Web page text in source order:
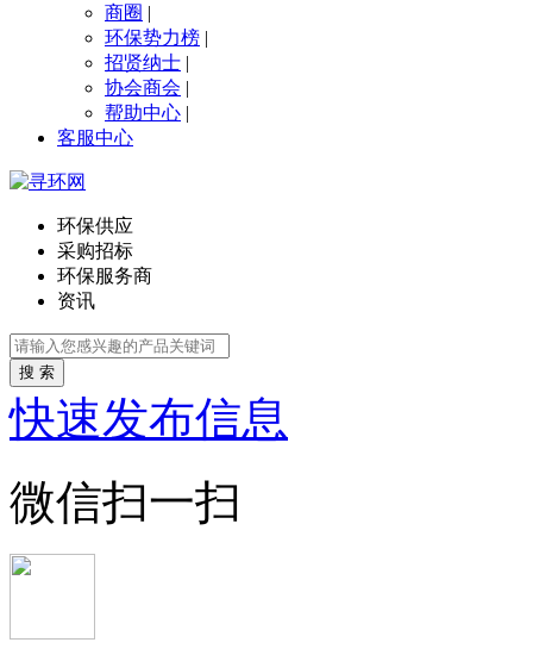
商圈 |
环保势力榜 |
招贤纳士 |
协会商会 |
帮助中心 |
客服中心
环保供应
采购招标
环保服务商
资讯
搜 索
快速发布信息
微信扫一扫